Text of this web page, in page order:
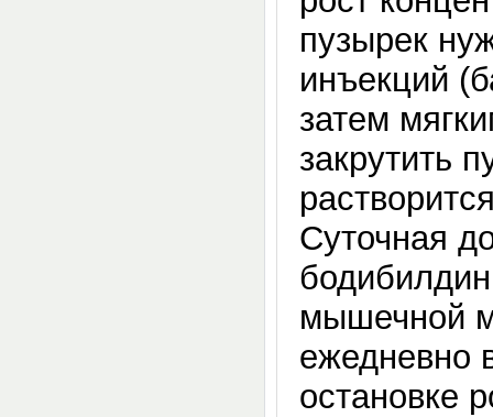
пузырек
инъекций
затем
закрутить
Суточная
мышечной
ежедневно
остановке